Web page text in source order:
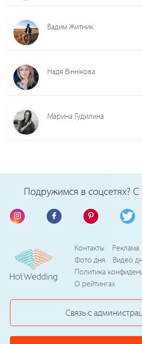
Вадим Житник
Надя Віннікова
Марина Гудилина
Подружимся в соцсетях?
Контакты Реклама
Фото дня
Видео
Политика
О рейтингах
Связь с